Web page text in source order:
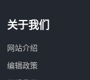
关于我们
网站介绍
编辑政策